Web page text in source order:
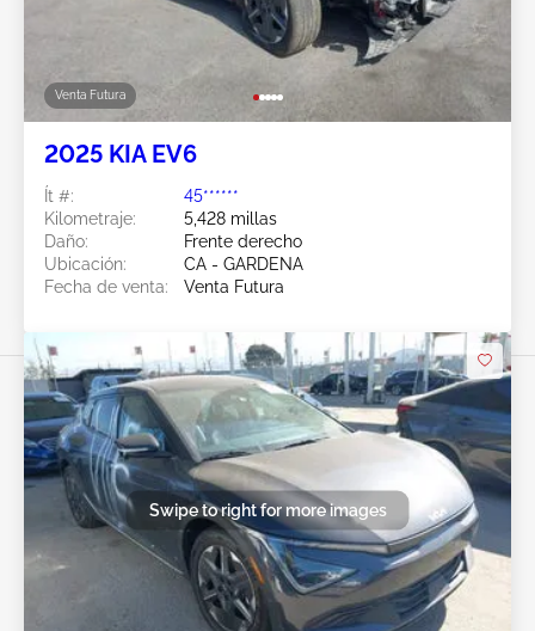
Venta Futura
2025 KIA EV6
Ít #:
45******
Kilometraje:
5,428 millas
Daño:
Frente derecho
Ubicación:
CA - GARDENA
Fecha de venta:
Venta Futura
Swipe to right for more images